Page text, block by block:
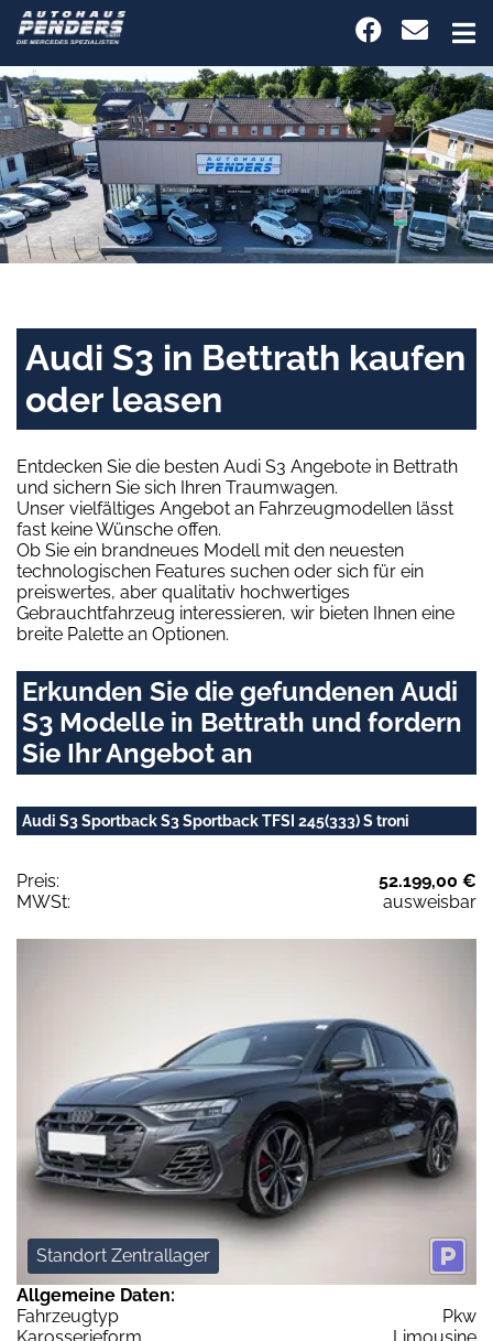
Audi S3 in Bettrath kaufen
oder leasen
Entdecken Sie die besten Audi S3 Angebote in Bettrath
und sichern Sie sich Ihren Traumwagen.
Unser vielfältiges Angebot an Fahrzeugmodellen lässt
fast keine Wünsche offen.
Ob Sie ein brandneues Modell mit den neuesten
technologischen Features suchen oder sich für ein
preiswertes, aber qualitativ hochwertiges
Gebrauchtfahrzeug interessieren, wir bieten Ihnen eine
breite Palette an Optionen.
Erkunden Sie die gefundenen Audi
S3 Modelle in Bettrath und fordern
Sie Ihr Angebot an
Audi S3 Sportback S3 Sportback TFSI 245(333) S troni
Preis:
52.199,00 €
MWSt:
ausweisbar
Standort Zentrallager
Allgemeine Daten:
Fahrzeugtyp
Pkw
Karosserieform
Limousine